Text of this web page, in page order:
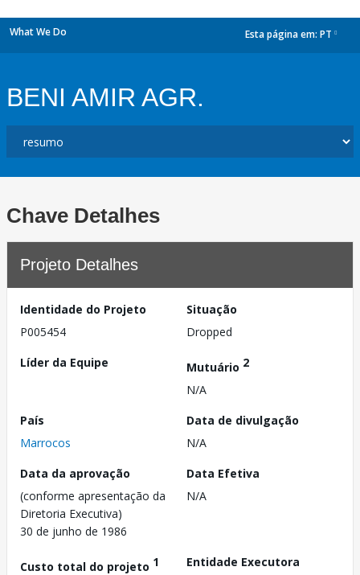
What We Do Esta página em: PT
BENI AMIR AGR.
Chave Detalhes
Projeto Detalhes
Identidade do Projeto
P005454
Situação
Dropped
Líder da Equipe
Mutuário 2
N/A
País
Marrocos
Data de divulgação
N/A
Data da aprovação
(conforme apresentação da
Diretoria Executiva)
30 de junho de 1986
Data Efetiva
N/A
Custo total do projeto 1
Entidade Executora